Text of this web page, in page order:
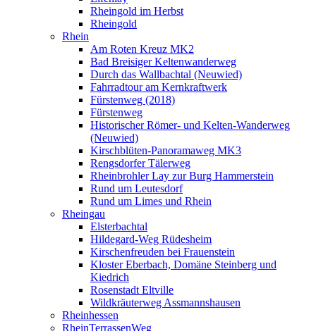
Rheingold im Herbst
Rheingold
Rhein
Am Roten Kreuz MK2
Bad Breisiger Keltenwanderweg
Durch das Wallbachtal (Neuwied)
Fahrradtour am Kernkraftwerk
Fürstenweg (2018)
Fürstenweg
Historischer Römer- und Kelten-Wanderweg
(Neuwied)
Kirschblüten-Panoramaweg MK3
Rengsdorfer Tälerweg
Rheinbrohler Lay zur Burg Hammerstein
Rund um Leutesdorf
Rund um Limes und Rhein
Rheingau
Elsterbachtal
Hildegard-Weg Rüdesheim
Kirschenfreuden bei Frauenstein
Kloster Eberbach, Domäne Steinberg und
Kiedrich
Rosenstadt Eltville
Wildkräuterweg Assmannshausen
Rheinhessen
RheinTerrassenWeg